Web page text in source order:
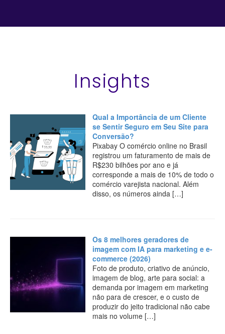
Insights
Qual a Importância de um Cliente
se Sentir Seguro em Seu Site para
Conversão?
Pixabay O comércio online no Brasil
registrou um faturamento de mais de
R$230 bilhões por ano e já
corresponde a mais de 10% de todo o
comércio varejista nacional. Além
disso, os números ainda […]
Os 8 melhores geradores de
imagem com IA para marketing e e-
commerce (2026)
Foto de produto, criativo de anúncio,
imagem de blog, arte para social: a
demanda por imagem em marketing
não para de crescer, e o custo de
produzir do jeito tradicional não cabe
mais no volume […]